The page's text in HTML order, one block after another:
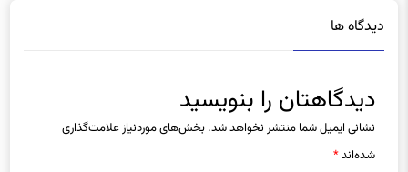
دیدگاه ها
دیدگاهتان را بنویسید
نشانی ایمیل شما منتشر نخواهد شد. بخش‌های موردنیاز علامت‌گذاری
شده‌اند*